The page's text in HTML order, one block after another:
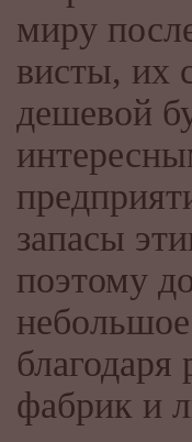
миру
висты, их
дешевой
запасы
поэтому
фабрик и